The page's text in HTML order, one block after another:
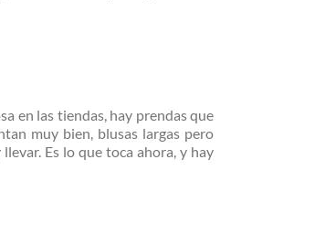
en las tiendas, hay prendas que
muy bien, blusas largas pero
Es lo que toca ahora, y hay